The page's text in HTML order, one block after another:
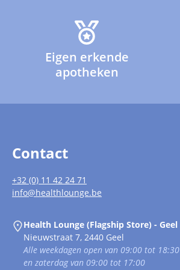
Eigen erkende
apotheken
Contact
+32 (0) 11 42 24 71
info@healthlounge.be
Health Lounge (Flagship Store) - Geel
Nieuwstraat 7, 2440 Geel
Alle weekdagen open van 09:00 tot 18:30
en zaterdag van 09:00 tot 17:00